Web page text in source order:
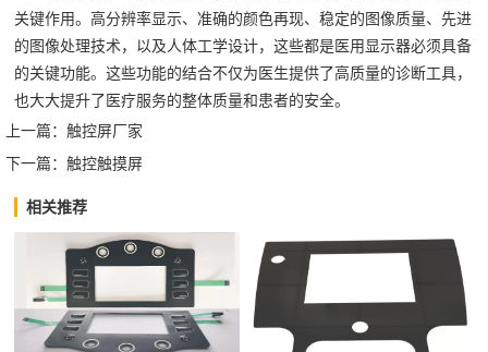
关键作用。高分辨率显示、准确的颜色再现、稳定的图像质量、先进
的图像处理技术，以及人体工学设计，这些都是医用显示器必须具备
的关键功能。这些功能的结合不仅为医生提供了高质量的诊断工具，
也大大提升了医疗服务的整体质量和患者的安全。
上一篇： 触控屏厂家
下一篇： 触控触摸屏
相关推荐